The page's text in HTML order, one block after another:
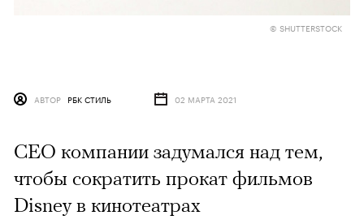
© SHUTTERSTOCK
АВТОР РБК СТИЛЬ 02 МАРТА 2021
CEO компании задумался над тем,
чтобы сократить прокат фильмов
Disney в кинотеатрах